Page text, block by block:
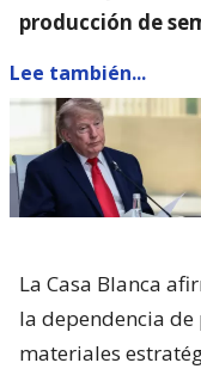
producción de
Lee también...
La Casa Blanca
la dependencia
materiales